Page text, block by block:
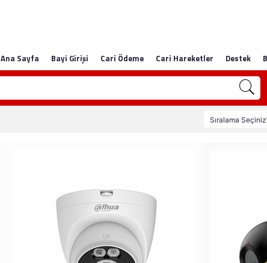
Ana Sayfa Bayi Girişi Cari Ödeme Cari Hareketler Destek